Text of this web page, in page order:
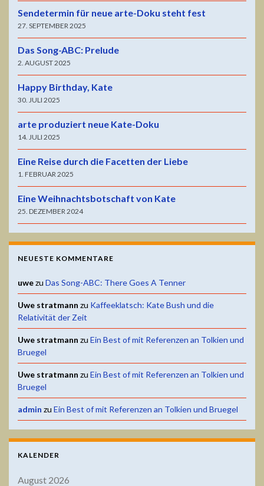
Sendetermin für neue arte-Doku steht fest
27. SEPTEMBER 2025
Das Song-ABC: Prelude
2. AUGUST 2025
Happy Birthday, Kate
30. JULI 2025
arte produziert neue Kate-Doku
14. JULI 2025
Eine Reise durch die Facetten der Liebe
1. FEBRUAR 2025
Eine Weihnachtsbotschaft von Kate
25. DEZEMBER 2024
NEUESTE KOMMENTARE
uwezu Das Song-ABC: There Goes A Tenner
Uwe stratmann zu Kaffeeklatsch: Kate Bush und die
Relativität der Zeit
Uwe stratmann zu Ein Best of mit Referenzen an Tolkien und
Bruegel
Uwe stratmann zu Ein Best of mit Referenzen an Tolkien und
Bruegel
admin zu Ein Best of mit Referenzen an Tolkien und Bruegel
KALENDER
August 2026